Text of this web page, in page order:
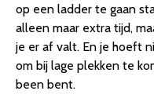
op een ladder te gaan
alleen maar extra tijd,
je er af valt. En je hoeft
om bij lage plekken te
been bent.